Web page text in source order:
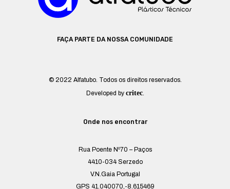
FAÇA PARTE DA NOSSA COMUNIDADE
© 2022 Alfatubo. Todos os direitos reservados.
Developed by critec.
Onde nos encontrar
Rua Poente Nº70 – Paços
4410-034 Serzedo
V.N.Gaia Portugal
GPS 41.040070,-8.615469